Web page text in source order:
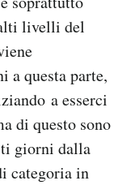
livelli del
a questa parte,
a esserci
di questo sono
giorni dalla
categoria in